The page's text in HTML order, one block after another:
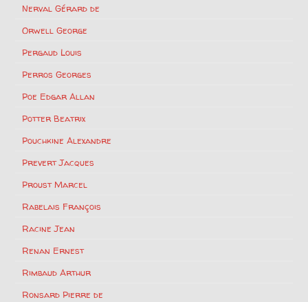
Nerval Gérard de
Orwell George
Pergaud Louis
Perros Georges
Poe Edgar Allan
Potter Beatrix
Pouchkine Alexandre
Prevert Jacques
Proust Marcel
Rabelais François
Racine Jean
Renan Ernest
Rimbaud Arthur
Ronsard Pierre de